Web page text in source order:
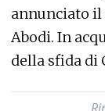
annunciato
Abodi. In
della sfida di